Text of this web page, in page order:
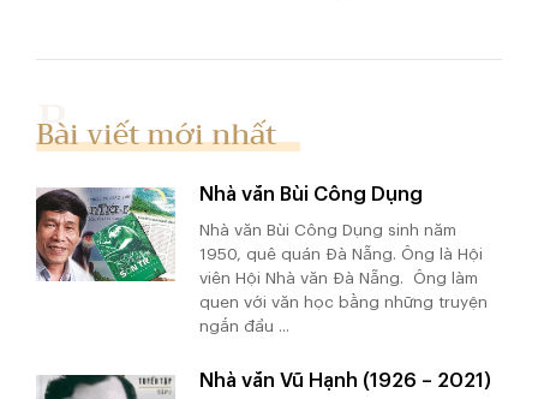
Bài viết mới nhất
Nhà văn Bùi Công Dụng
Nhà văn Bùi Công Dụng sinh năm
1950, quê quán Đà Nẵng. Ông là Hội
viên Hội Nhà văn Đà Nẵng. Ông làm
quen với văn học bằng những truyện
ngắn đầu ...
Nhà văn Vũ Hạnh (1926 – 2021)